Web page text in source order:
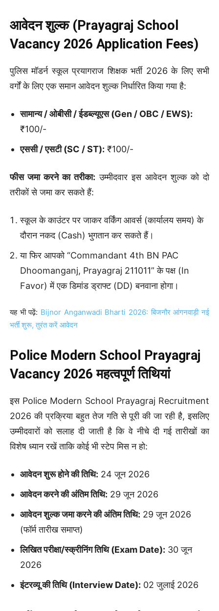
आवेदन शुल्क (Prayagraj School
Vacancy 2026 Application Fees)
पुलिस मॉडर्न स्कूल प्रयागराज शिक्षक भर्ती 2026 के लिए सभी
वर्गों के लिए एक समान आवेदन शुल्क निर्धारित किया गया है:
सामान्य / ओबीसी / ईडब्ल्यूएस (Gen / OBC / EWS):
₹100/-
एससी / एसटी (SC / ST): ₹100/-
फीस जमा करने का तरीका: उम्मीदवार इस आवेदन शुल्क को दो
तरीकों से जमा कर सकते हैं:
स्कूल के काउंटर पर जाकर वर्किंग आवर्स (कार्यालय समय) के
दौरान नकद (Cash) भुगतान कर सकते हैं।
या फिर आपको “Commandant 4th BN PAC
Dhoomanganj, Prayagraj 211011” के पक्ष (In
Favor) में एक डिमांड ड्राफ्ट (DD) बनवाना होगा।
यह भी पढ़ें: Bijnor Anganwadi Bharti 2026: बिजनौर आंगनवाड़ी नई
भर्ती शुरू, तुरंत करें आवेदन
Police Modern School Prayagraj
Vacancy 2026 महत्वपूर्ण तिथियां
इस Police Modern School Prayagraj Recruitment
2026 की प्रक्रिया बहुत तेज गति से पूरी की जा रही है, इसलिए
उम्मीदवारों को सलाह दी जाती है कि वे नीचे दी गई तारीखों का
विशेष ध्यान रखें ताकि कोई भी स्टेप मिस न हो:
आवेदन शुरू होने की तिथि: 24 जून 2026
आवेदन करने की अंतिम तिथि: 29 जून 2026
आवेदन शुल्क जमा करने की अंतिम तिथि: 29 जून 2026
(फॉर्म तारीख समाप्त)
लिखित परीक्षा/स्क्रीनिंग तिथि (Exam Date): 30 जून
2026
इंटरव्यू की तिथि (Interview Date): 02 जुलाई 2026